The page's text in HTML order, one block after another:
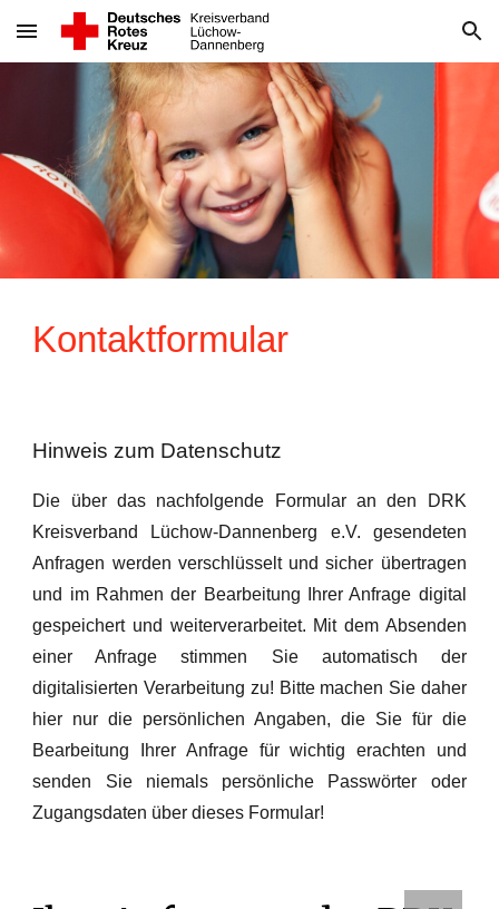
Skip to main content Skip to navigation
Kontaktformular
Hinweis zum Datenschutz
Die über das nachfolgende Formular an den DRK
Kreisverband Lüchow-Dannenberg e.V. gesendeten
Anfragen werden verschlüsselt und sicher übertragen
und im Rahmen der Bearbeitung Ihrer Anfrage digital
gespeichert und weiterverarbeitet. Mit dem Absenden
einer Anfrage stimmen Sie automatisch der
digitalisierten Verarbeitung zu! Bitte machen Sie daher
hier nur die persönlichen Angaben, die Sie für die
Bearbeitung Ihrer Anfrage für wichtig erachten und
senden Sie niemals persönliche Passwörter oder
Zugangsdaten über dieses Formular!